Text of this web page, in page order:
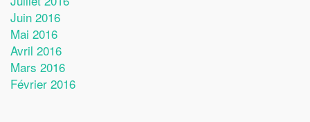
Juin 2016
Mai 2016
Avril 2016
Mars 2016
Février 2016